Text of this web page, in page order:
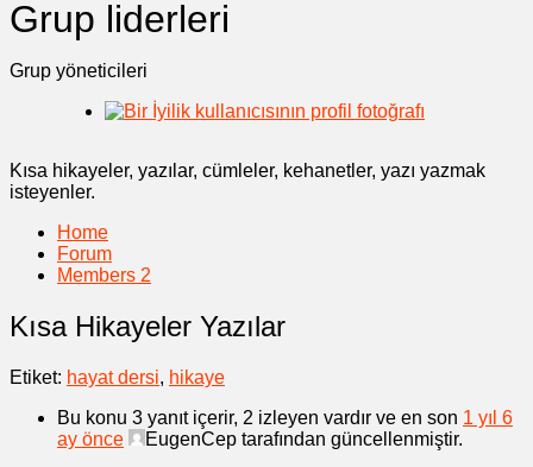
Grup liderleri
Grup yöneticileri
Kısa hikayeler, yazılar, cümleler, kehanetler, yazı yazmak
isteyenler.
Home
Forum
Members 2
Kısa Hikayeler Yazılar
Etiket: hayat dersi, hikaye
Bu konu 3 yanıt içerir, 2 izleyen vardır ve en son 1 yıl 6
ay önce
EugenCep tarafından güncellenmiştir.